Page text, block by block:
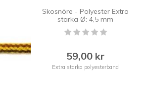
Skosnöre - Polyester Extra
starka Ø: 4,5 mm
59,00 kr
Extra starka polyesterband